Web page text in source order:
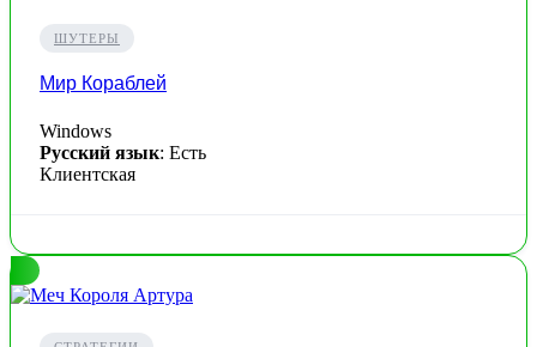
ШУТЕРЫ
Мир Кораблей
Windows
Русский язык: Есть
Клиентская